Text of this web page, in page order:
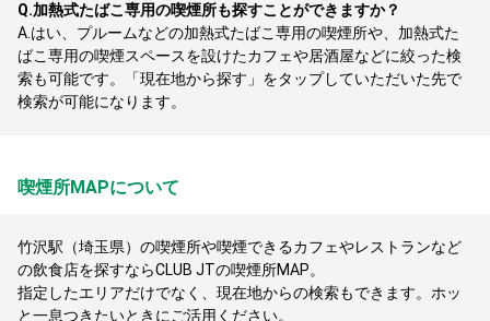
Q.加熱式たばこ専用の喫煙所も探すことができますか？
A. はい、プルームなどの加熱式たばこ専用の喫煙所や、加熱式た
ばこ専用の喫煙スペースを設けたカフェや居酒屋などに絞った検
索も可能です。「現在地から探す」をタップしていただいた先で
検索が可能になります。
喫煙所MAPについて
竹沢駅（埼玉県）の喫煙所や喫煙できるカフェやレストランなど
の飲食店を探すならCLUB JTの喫煙所MAP。
指定したエリアだけでなく、現在地からの検索もできます。ホッ
と一息つきたいときにご活用ください。